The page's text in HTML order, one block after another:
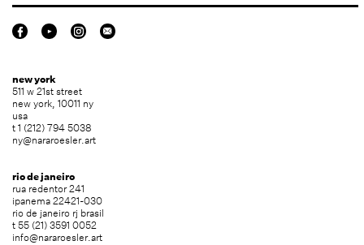
new york
511 w 21st street
new york, 10011 ny
usa
t 1 (212) 794 5038
ny@nararoesler.art
rio de janeiro
rua redentor 241
ipanema 22421-030
rio de janeiro rj brasil
t 55 (21) 3591 0052
info@nararoesler.art